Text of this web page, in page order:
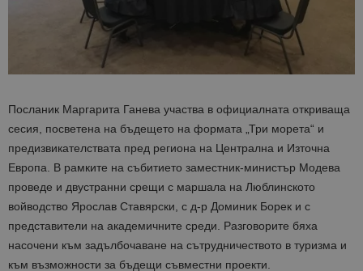
Посланик Маргарита Ганева участва в официалната откриваща
сесия, посветена на бъдещето на формата „Три морета“ и
предизвикателствата пред региона на Централна и Източна
Европа. В рамките на събитието заместник-министър Модева
проведе и двустранни срещи с маршала на Люблинското
войводство Ярослав Ставярски, с д-р Доминик Борек и с
представители на академичните среди. Разговорите бяха
насочени към задълбочаване на сътрудничеството в туризма и
към възможности за бъдещи съвместни проекти.